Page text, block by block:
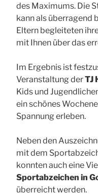
des Maximums. Die
kann als überragend
Eltern begleiteten
mit Ihnen über das
Im Ergebnis ist
Veranstaltung derTJ
Kids und
ein schönes
Spannung erleben.
Neben den
mit dem
konnten auch eine
Sportabzeichen in
überreicht werden.